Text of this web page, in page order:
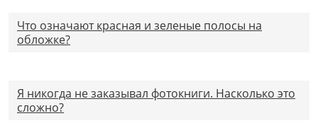
Что означают красная и зеленые полосы на
обложке?
Я никогда не заказывал фотокниги. Насколько это
сложно?